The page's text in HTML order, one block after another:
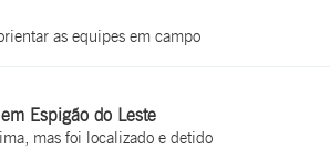
as equipes em campo
Espigão do Leste
mas foi localizado e detido